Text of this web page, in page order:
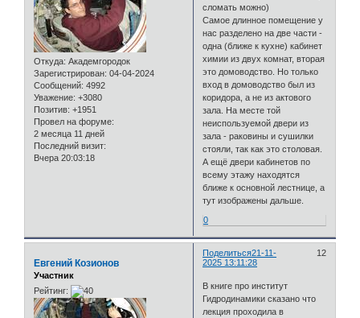
Откуда: Академгородок
Зарегистрирован: 04-04-2024
Сообщений: 4992
Уважение: +3080
Позитив: +1951
Провел на форуме:
2 месяца 11 дней
Последний визит:
Вчера 20:03:18
сломать можно)
Самое длинное помещение у
нас разделено на две части -
одна (ближе к кухне) кабинет
химии из двух комнат, вторая
это домоводство. Но только
вход в домоводство был из
коридора, а не из актового
зала. На месте той
неиспользуемой двери из
зала - раковины и сушилки
стояли, так как это столовая.
А ещё двери кабинетов по
всему этажу находятся
ближе к основной лестнице, а
тут изображены дальше.
0
Поделиться 12
21-11-
2025 13:11:28
Евгений Козионов
Участник
Рейтинг:
В книге про институт
Гидродинамики сказано что
лекция проходила в